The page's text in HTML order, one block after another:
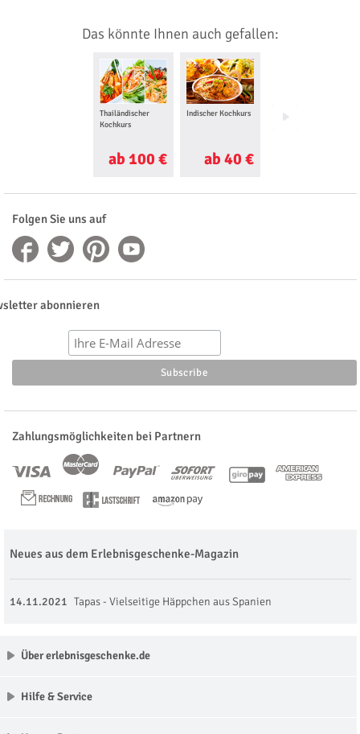
Das könnte Ihnen auch gefallen:
Thailändischer
Kochkurs
ab 100 €
Indischer Kochkurs
ab 40 €
Sushi Kochkurs
Folgen Sie uns auf
abonnieren
Zahlungsmöglichkeiten bei Partnern
Neues aus dem Erlebnisgeschenke-Magazin
14.11.2021 Tapas - Vielseitige Häppchen aus Spanien
Über erlebnisgeschenke.de
Hilfe & Service